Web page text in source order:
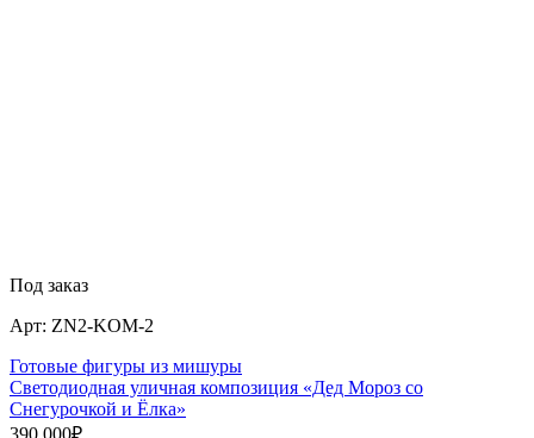
Под заказ
Арт: ZN2-KOM-2
Готовые фигуры из мишуры
Светодиодная уличная композиция «Дед Мороз со
Снегурочкой и Ёлка»
390 000₽